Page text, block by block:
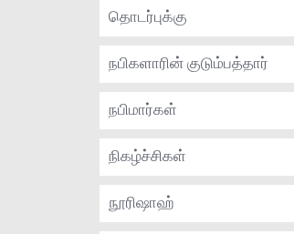
தொடர்புக்கு
நபிகளாரின் குடும்பத்தார்
நபிமார்கள்
நிகழ்ச்சிகள்
நூரிஷாஹ்